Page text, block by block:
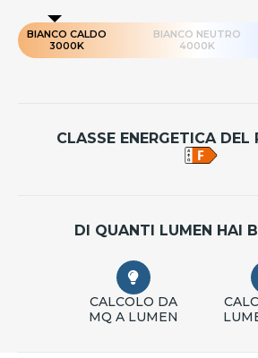
BIANCO CALDO
3000K
BIANCO NEUTRO
4000K
CLASSE ENERGETICA
DI QUANTI LUMEN HAI
CALCOLO DA
MQ A LUMEN